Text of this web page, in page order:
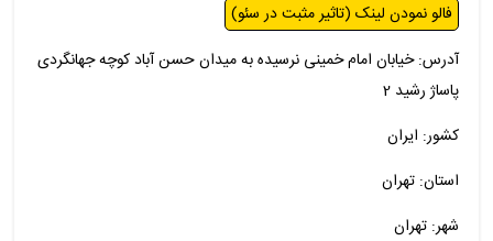
فالو نمودن لینک (تاثیر مثبت در سئو)
آدرس: خیابان امام خمینی نرسیده به میدان حسن آباد کوچه جهانگردی
پاساژ رشید 2
کشور: ایران
استان: تهران
شهر: تهران